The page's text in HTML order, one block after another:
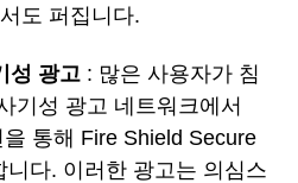
도 퍼집니다.
성 광고 : 많은 사용자가 침
기성 광고 네트워크에서
통해 Fire Shield Secure
니다. 이러한 광고는 의심스